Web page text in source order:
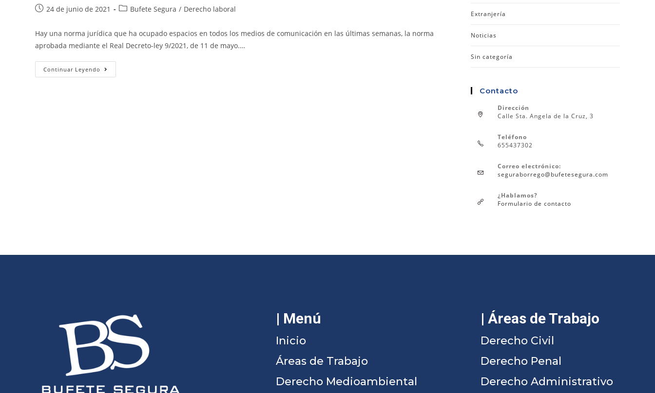
24 de junio de 2021 Bufete Segura / Derecho laboral
Hay una norma jurídica que ha ocupado espacios en todos los medios de comunicación en las últimas semanas, la norma
aprobada mediante el Real Decreto-ley 9/2021, de 11 de mayo.…
Continuar Leyendo
Extranjería
Noticias
Sin categoría
Contacto
Dirección
Calle Sta. Angela de la Cruz, 3
Teléfono
655437302
Correo electrónico:
seguraborrego@bufetesegura.com
¿Hablamos?
Formulario de contacto
| Menú
Inicio
Áreas de Trabajo
Derecho Medioambiental
| Áreas de Trabajo
Derecho Civil
Derecho Penal
Derecho Administrativo